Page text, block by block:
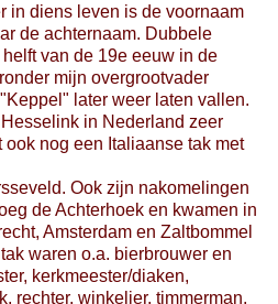
in diens leven is de voornaam
de achternaam. Dubbele
van de 19e eeuw in de
mijn overgrootvader
later weer laten vallen.
in Nederland zeer
nog een Italiaanse tak met
Ook zijn nakomelingen
de Achterhoek en kwamen in
Amsterdam en Zaltbommel
waren o.a. bierbrouwer en
kerkmeester/diaken,
rechter, winkelier, timmerman,